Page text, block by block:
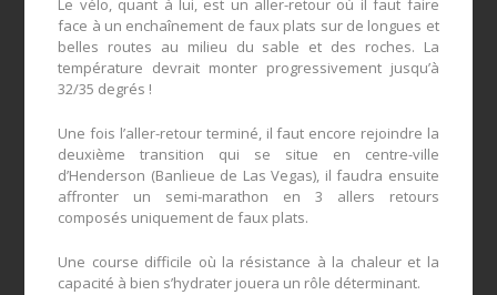
Le vélo, quant à lui, est un aller-retour où il faut faire
face à un enchaînement de faux plats sur de longues et
belles routes au milieu du sable et des roches. La
température devrait monter progressivement jusqu’à
32/35 degrés !
Une fois l’aller-retour terminé, il faut encore rejoindre la
deuxième transition qui se situe en centre-ville
d’Henderson (Banlieue de Las Vegas), il faudra ensuite
affronter un semi-marathon en 3 allers retours
composés uniquement de faux plats.
Une course difficile où la résistance à la chaleur et la
capacité à bien s’hydrater jouera un rôle déterminant.